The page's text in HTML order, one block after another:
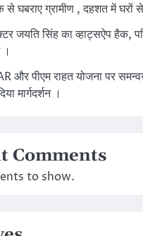
घबराए ग्रामीण , दहशत में घरों
जयति सिंह का व्हाट्सऐप हैक,
और पीएम राहत योजना पर
मार्गदर्शन ।
Comments
to show.